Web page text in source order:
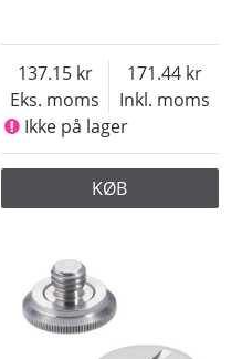
Eks. moms
137.15
Inkl. moms
171.44
Ikke på lager
KØB